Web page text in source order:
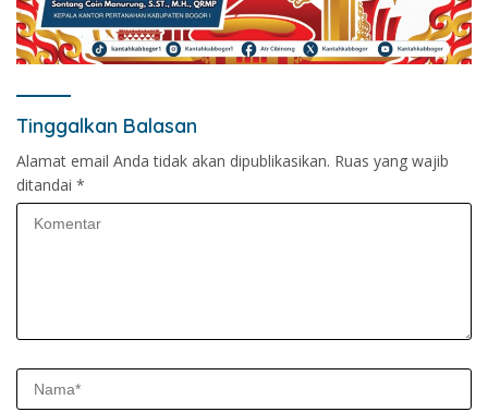
Tinggalkan Balasan
Alamat email Anda tidak akan dipublikasikan. Ruas yang wajib
ditandai *